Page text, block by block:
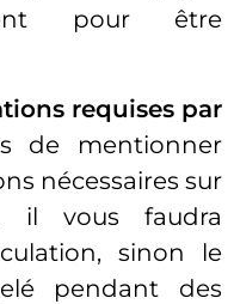
pour être
requises par
de mentionner
nécessaires sur
il vous faudra
sinon le
pendant des